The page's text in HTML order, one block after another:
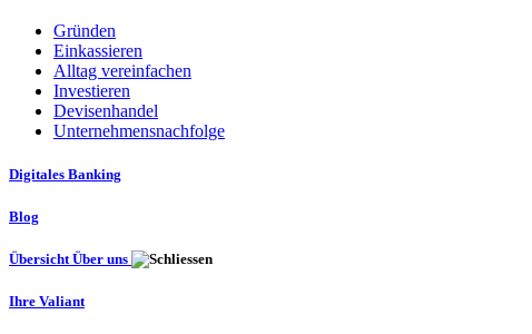
Gründen
Einkassieren
Alltag vereinfachen
Investieren
Devisenhandel
Unternehmensnachfolge
Digitales Banking
Blog
Übersicht Über uns
Ihre Valiant